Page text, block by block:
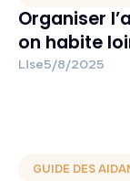
Organiser
on habite
Lise5/8/2025
GUIDE DES